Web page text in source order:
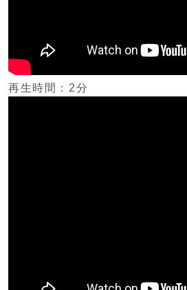
再生時間：2分